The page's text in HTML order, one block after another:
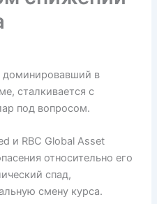
в
сталкивается с
под вопросом.
и RBC Global Asset
относительно его
спад,
смену курса.